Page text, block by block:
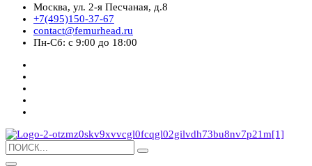
Москва, ул. 2-я Песчаная, д.8
+7(495)150-37-67
contact@femurhead.ru
Пн-Сб: с 9:00 до 18:00